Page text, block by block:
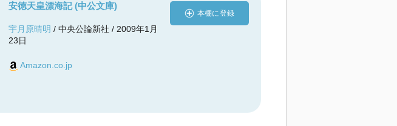
安徳天皇漂海記 (中公文庫)
宇月原晴明 / 中央公論新社 / 2009年1月
23日
Amazon.co.jp
本棚に登録